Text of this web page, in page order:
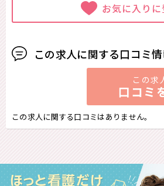
お気に入りに
この求人に関する口コミ
この求
口コミ
この求人に関する口コミはありません。